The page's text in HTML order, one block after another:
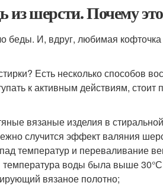
шерсти. Почему
И, вдруг, любимая кофточка
Есть несколько способов
к активным действиям, стоит
вязаные изделия в
случится эффект валяния
температур и переваливание
температура воды была выше
вязаное полотно;